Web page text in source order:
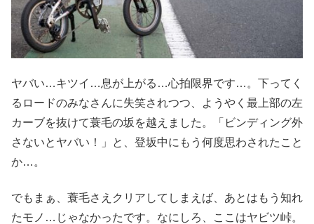
ヤバい…キツイ…息が上がる…心拍限界です…。下ってく
るロードのみなさんに失笑されつつ、ようやく最上部の左
カーブを抜けて蓑毛の坂を越えました。「ビンディング外
さないとヤバい！」と、登坂中にもう何度思わされたこと
か…。
でもまぁ、蓑毛さえクリアしてしまえば、あとはもう知れ
たモノ…じゃなかったです。なにしろ、ここはヤビツ峠。